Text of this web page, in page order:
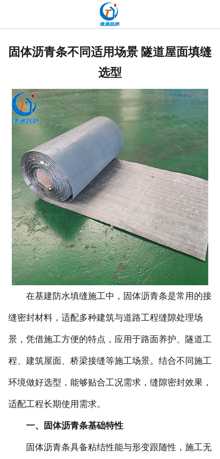
新闻中心
发货现场
工程案例
厂容厂貌
联系我们
固体沥青条不同适用场景 隧道屋面填缝
选型
在基建防水填缝施工中，固体沥青条是常用的接
缝密封材料，适配多种建筑与道路工程缝隙处理场
景，凭借施工方便的特点，应用于路面养护、隧道工
程、建筑屋面、桥梁接缝等施工场景。结合不同施工
环境做好选型，能够贴合工况需求，缝隙密封效果，
适配工程长期使用需求。
一、固体沥青条基础特性
固体沥青条具备粘结性能与形变跟随性，施工无